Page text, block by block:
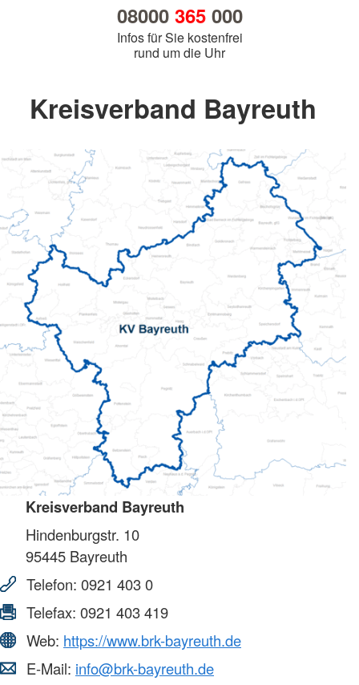
08000 365000
Infos für Sie kostenfrei
rund um die Uhr
Kreisverband Bayreuth
Kreisverband Bayreuth
Hindenburgstr. 10
95445 Bayreuth
Telefon: 0921 403 0
Telefax: 0921 403 419
Web: https://www.brk-bayreuth.de
E-Mail: info@brk-bayreuth.de